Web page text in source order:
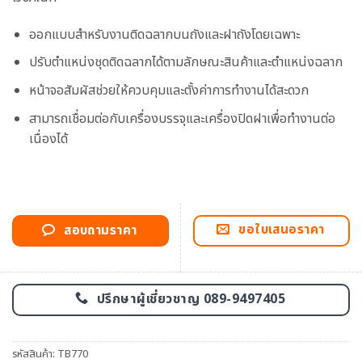
ออกแบบสำหรับงานติดฉลากบนถังและฝาถังโดยเฉพาะ
ปรับตำแหน่งชุดติดฉลากได้ตามลักษณะสินค้าและตำแหน่งฉลาก
หน้าจอสัมผัสช่วยให้ควบคุมและตั้งค่าการทำงานได้สะดวก
สามารถเชื่อมต่อกับเครื่องบรรจุและเครื่องปิดฝาเพื่อทำงานต่อ
เนื่องได้
สอบถามราคา ขอใบเสนอราคา
ปรึกษาผู้เชี่ยวชาญ 089-9497405
รหัสสินค้า: TB770